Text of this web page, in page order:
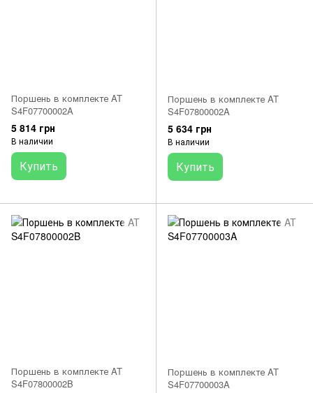
Поршень в комплекте AT
S4F07700002A
5 814 грн
В наличии
Купить
Поршень в комплекте AT
S4F07800002A
5 634 грн
В наличии
Купить
Поршень в комплекте AT
S4F07800002B
Поршень в комплекте AT
S4F07700003A